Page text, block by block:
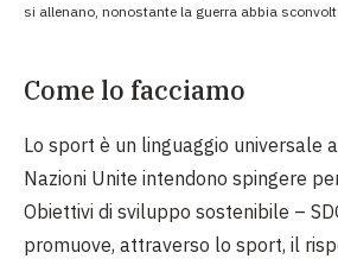
si allenano, nonostante la guerra abbia
Come lo facciamo
Lo sport è un linguaggio universale
Nazioni Unite intendono spingere
Obiettivi di sviluppo sostenibile –
promuove, attraverso lo sport, il